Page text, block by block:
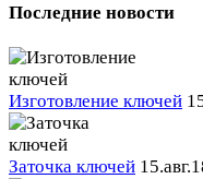
Последние новости
Изготовление ключей
Заточка ключей